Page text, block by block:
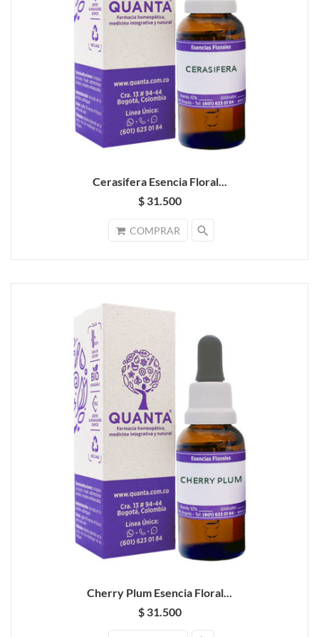
Cerasifera Esencia Floral...
$ 31.500
COMPRAR search
Cherry Plum Esencia Floral...
$ 31.500